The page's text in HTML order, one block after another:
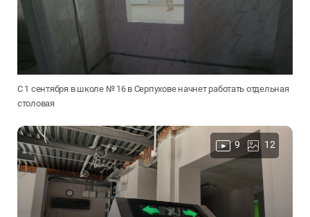
С 1 сентября в школе № 16 в Серпухове начнет работать отдельная
столовая
9 12